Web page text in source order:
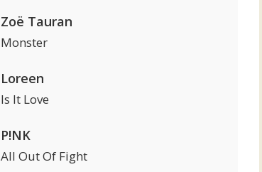
Zoë Tauran
Monster
Loreen
Is It Love
P!NK
All Out Of Fight